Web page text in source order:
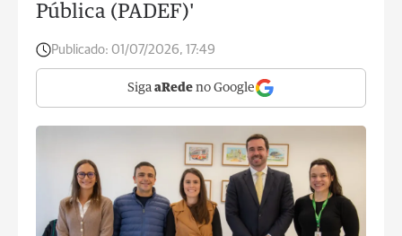
Pública (PADEF)'
Publicado: 01/07/2026, 17:49
Siga aRede no Google